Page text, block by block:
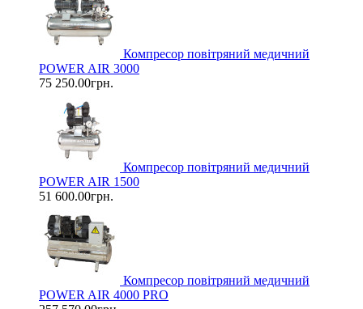
Компресор повітряний медичний
POWER AIR 3000
75 250.00грн.
Компресор повітряний медичний
POWER AIR 1500
51 600.00грн.
Компресор повітряний медичний
POWER AIR 4000 PRO